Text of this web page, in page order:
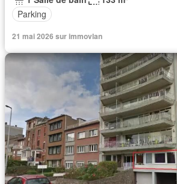
Parking
21 mai 2026 sur immovlan